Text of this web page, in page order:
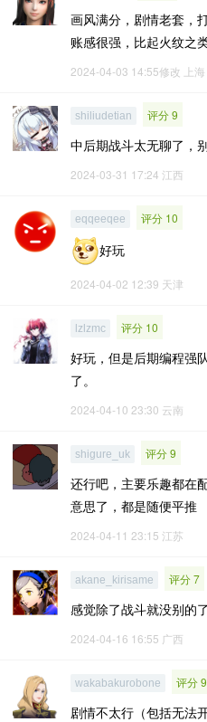
画风满分，剧情老套，
账感很强，比起火纹之
2024-04-03 14:55修改 上海
shiliudetian 评分 9
中后期战斗太无聊了，
2024-03-31 17:24 江西
eqqeeqee 评分 10
好玩
2024-04-02 12:39 天津
lzlzmc 评分 10
好玩，但是后期编程强
了。
2024-04-10 23:30 云南
shigure_uk 评分 9
还行吧，主要乐趣都在
意思了，都是随便平推
2024-04-11 23:15 江苏
akane_kirisame 评分 7
感觉除了战斗就没别的了
2024-04-16 16:55 广西
wakabakurobone 评分 9
剧情不太行（包括无法